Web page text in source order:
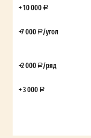
+ 10 000
+7 000 /угол
+2 000 /ряд
+ 3 000